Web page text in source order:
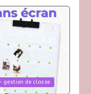
gestion de classe